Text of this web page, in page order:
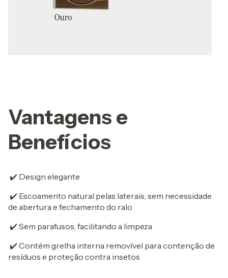
Vantagens e
Benefícios
✔️ Design elegante
✔️ Escoamento natural pelas laterais, sem necessidade
de abertura e fechamento do ralo
✔️ Sem parafusos, facilitando a limpeza
✔️ Contém grelha interna removível para contenção de
resíduos e proteção contra insetos